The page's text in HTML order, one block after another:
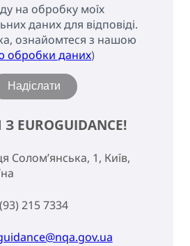
на обробку моїх
даних для відповіді.
ознайомтеся з нашою
обробки даних)
Надіслати
EUROGUIDANCE!
Солом’янська, 1, Київ,
215 7334